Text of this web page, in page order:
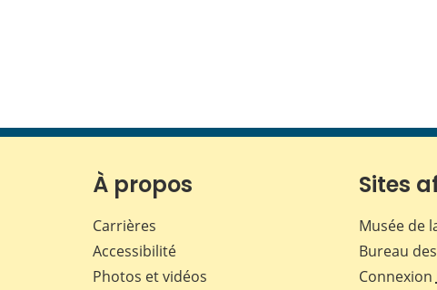
À propos
Carrières
Accessibilité
Photos et vidéos
Sites
Musée de
Bureau
Connexion